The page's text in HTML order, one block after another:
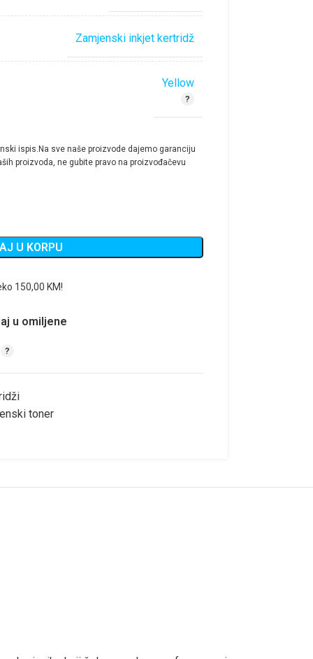
Zamjenski inkjet kertridž
Yellow
ispis.Na sve naše proizvode dajemo garanciju
proizvoda, ne gubite pravo na proizvođačevu
U KORPU
150,00 KM!
u omiljene
toner